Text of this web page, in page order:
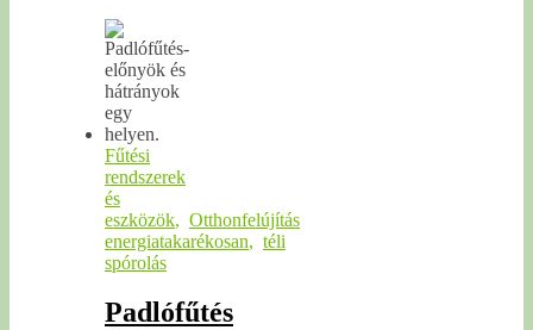
Fűtési
rendszerek
és
eszközök, Otthonfelújítás
energiatakarékosan, téli
spórolás
Padlófűtés